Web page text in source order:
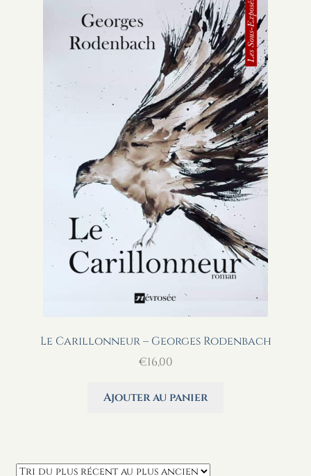
Le Carillonneur – Georges Rodenbach
€16,00
Ajouter au panier